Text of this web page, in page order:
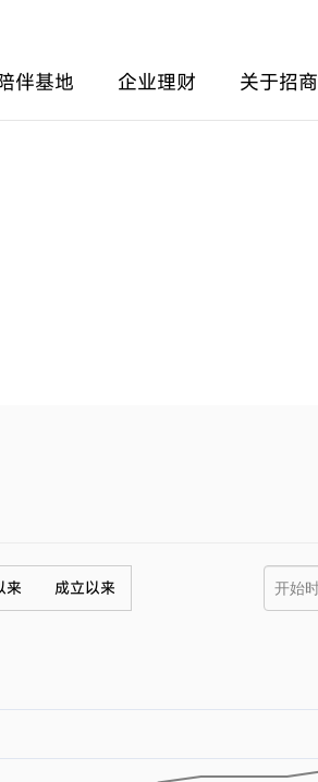
伴基地 企业理财 关于招商
来 成立以来